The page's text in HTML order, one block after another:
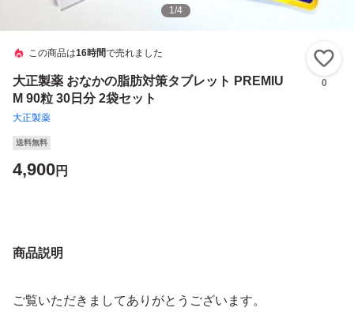
1/4
この商品は16時間で売れました
大正製薬 おなかの脂肪対策タブレット PREMIU
M 90粒 30日分 2袋セット
大正製薬
0
送料無料
4,900円
商品説明
ご覧いただきましてありがとうございます。